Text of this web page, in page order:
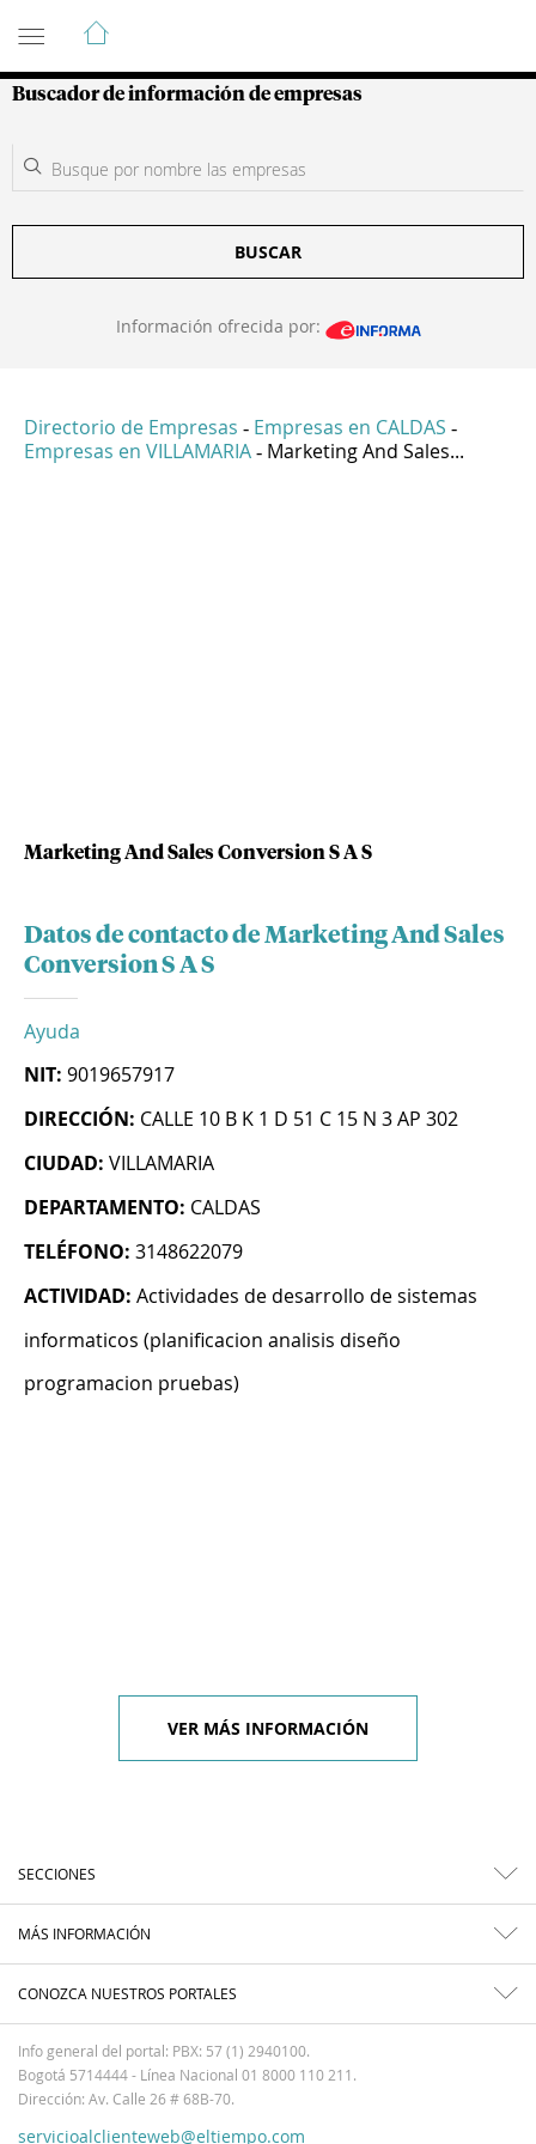
Guía de Empresas Colombianas
Buscador de información de empresas
BUSCAR
Información ofrecida por:
Directorio de Empresas - Empresas en CALDAS -
Empresas en VILLAMARIA - Marketing And Sales...
Marketing And Sales Conversion S A S
Datos de contacto de Marketing And Sales
Conversion S A S
Ayuda
NIT: 9019657917
DIRECCIÓN: CALLE 10 B K 1 D 51 C 15 N 3 AP 302
CIUDAD: VILLAMARIA
DEPARTAMENTO: CALDAS
TELÉFONO: 3148622079
ACTIVIDAD: Actividades de desarrollo de sistemas
informaticos (planificacion analisis diseño
programacion pruebas)
VER MÁS INFORMACIÓN
SECCIONES
MÁS INFORMACIÓN
CONOZCA NUESTROS PORTALES
Info general del portal: PBX: 57 (1) 2940100.
Bogotá 5714444 - Línea Nacional 01 8000 110 211.
Dirección: Av. Calle 26 # 68B-70.
servicioalclienteweb@eltiempo.com